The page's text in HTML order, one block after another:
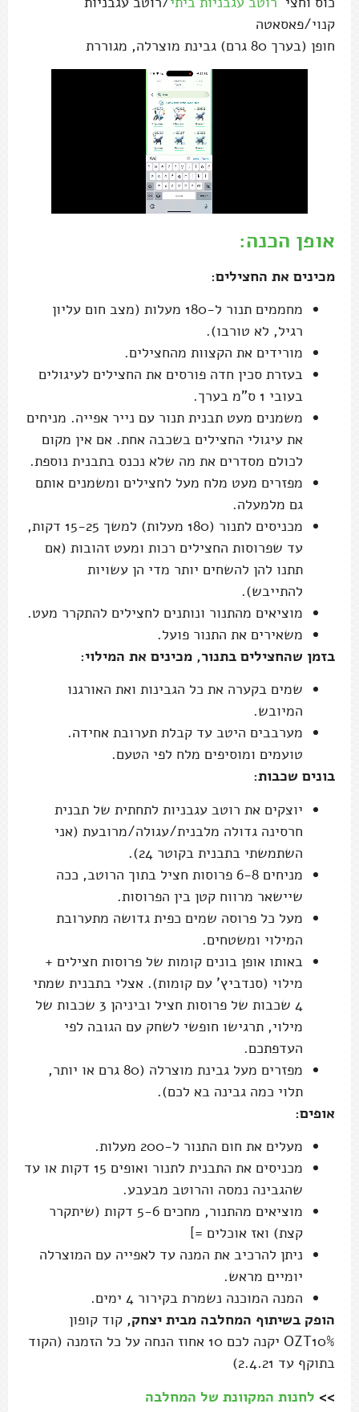
קנוי/פאסאטה
חופן (בערך 80 גרם) גבינת מוצרלה, מגוררת
אופן הכנה:
מכינים את החצילים:
מחממים תנור ל-180 מעלות (מצב חום עליון
רגיל, לא טורבו).
מורידים את הקצוות מהחצילים.
בעזרת סכין חדה פורסים את החצילים לעיגולים
בעובי 1 ס"מ בערך.
משמנים מעט תבנית תנור עם נייר אפייה. מניחים
את עיגולי החצילים בשכבה אחת. אם אין מקום
לכולם מסדרים את מה שלא נכנס בתבנית נוספת.
מפזרים מעט מלח מעל לחצילים ומשמנים אותם
גם מלמעלה.
מכניסים לתנור (180 מעלות) למשך 15-25 דקות,
עד שפרוסות החצילים רכות ומעט זהובות (אם
תתנו להן להשחים יותר מדי הן עשויות
להתייבש).
מוציאים מהתנור ונותנים לחצילים להתקרר מעט.
משאירים את התנור פועל.
בזמן שהחצילים בתנור, מכינים את המילוי:
שמים בקערה את כל הגבינות ואת האורגנו
המיובש.
מערבבים היטב עד קבלת תערובת אחידה.
טועמים ומוסיפים מלח לפי הטעם.
בונים שכבות:
יוצקים את רוטב עגבניות לתחתית של תבנית
חרסינה גדולה מלבנית/עגולה/מרובעת (אני
השתמשתי בתבנית בקוטר 24).
מניחים 6-8 פרוסות חציל בתוך הרוטב, ככה
שיישאר מרווח קטן בין הפרוסות.
מעל כל פרוסה שמים כפית גדושה מתערובת
המילוי ומשטחים.
באותו אופן בונים קומות של פרוסות חצילים +
מילוי (סנדביץ' עם קומות). אצלי בתבנית שמתי
4 שכבות של פרוסות חציל וביניהן 3 שכבות של
מילוי, תרגישו חופשי לשחק עם הגובה לפי
העדפתכם.
מפזרים מעל גבינת מוצרלה (80 גרם או יותר,
תלוי כמה גבינה בא לכם).
אופים:
מעלים את חום התנור ל-200 מעלות.
מכניסים את התבנית לתנור ואופים 15 דקות או עד
שהגבינה נמסה והרוטב מבעבע.
מוציאים מהתנור, מחכים 5-6 דקות (שיתקרר
קצת) ואז אוכלים =]
ניתן להרכיב את המנה עד לאפייה עם המוצרלה
יומיים מראש.
המנה המוכנה נשמרת בקירור 4 ימים.
הופק בשיתוף המחלבה מבית יצחק, קוד קופון
OZT10% יקנה לכם 10 אחוז הנחה על כל הזמנה (הקוד
בתוקף עד 2.4.21)
>> לחנות המקוונת של המחלבה